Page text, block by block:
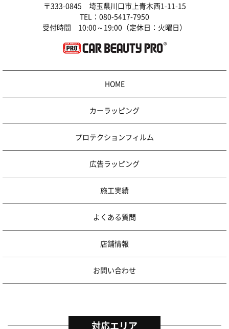
〒333-0845 埼玉県川口市上青木西1-11-15
TEL： 080-5417-7950
受付時間 10:00～19:00（定休日：火曜日）
HOME
カーラッピング
プロテクションフィルム
広告ラッピング
施工実績
よくある質問
店舗情報
お問い合わせ
対応エリア